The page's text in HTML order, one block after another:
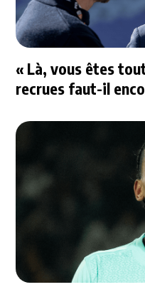
« Là, vous êtes
recrues faut-il